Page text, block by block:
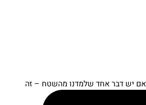
יש דבר אחד שלמדנו מהשטח – זה